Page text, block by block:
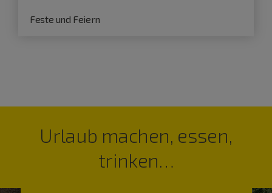
Feste und Feiern
Urlaub machen, essen,
trinken…